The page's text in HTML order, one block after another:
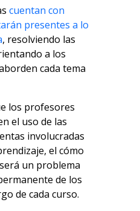
cuentan con
presentes a lo
, resolviendo las
a los
cada tema
los profesores
el uso de las
involucradas
el cómo
un problema
de los
de cada curso.